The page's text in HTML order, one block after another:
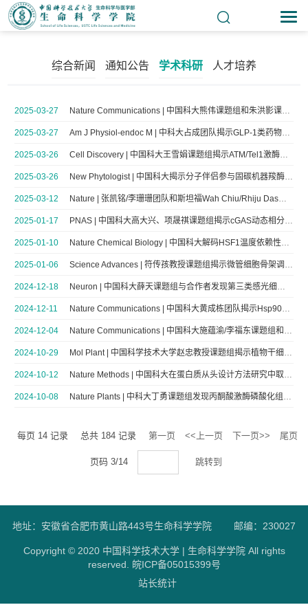
综合新闻 通知公告 学术科研 人才培养
2025-03-27 Nature Communications | 中国科大熊伟课题组和朱洪影课题组揭示氧化应激诱导细胞衰老过程中细胞代谢异质性和调控衰老的关键代谢物
2025-03-27 Am J Physiol-endoc M | 中科大占成团队揭示GLP-1类药物减少食物摄入的新机制
2025-03-26 Cell Discovery | 中国科大王雪娟课题组揭示ATM/Tel1激酶不对称激活的分子机制
2025-03-26 New Phytologist | 中国科大揭示分子伴侣参与固碳机器羧酶体组装成熟的分子机制
2025-03-12 Nature | 张凯铭/李珊珊团队和斯坦福Wah Chiu/Rhiju Das团队合作解析RNA结构中的复杂水网络
2025-01-17 PNAS | 中国科大高大兴、项晟祺课题组揭示cGAS动态相分离调控酶活的新机制
2025-01-10 Nature Chemical Biology | 中国科大解码HSF1温度依赖性相分离机制
2025-01-06 Science Advances | 符传孩教授课题组揭示微管细胞骨架调控新机制
2024-12-18 Neuron | 中国科大薛天课题组与合作者发现第三类感光细胞参与图像视觉感知
2024-12-11 Nature Communications | 中国科大黄成栋团队揭示Hsp90动态机制的原子分辨率图景
2024-12-04 Nature Communications | 中国科大施蕴渝/李福东课题组和光寿红课题组合作揭示ZIM/HIM-8家族蛋白质与染色体配对中心特异识别的分子机制
2024-10-29 Mol Plant | 中国科学技术大学赵忠教授课题组揭示植物干细胞应对高温胁迫的策略
2024-10-12 Nature Methods | 中国科大在蛋白质从头设计方法研究中取得重要进展
2024-10-08 Nature Plants | 中科大丁勇课题组发现丙酮酸激酶磷酸化组蛋白H3T11调控植物开花时间与发育进程的新机制
每页 14 记录 总共 184 记录 第一页 <<上一页 下一页>> 尾页
页码 3/14 跳转到
地址：安徽省合肥市黄山路443号生命科学学院 邮编：230027
Copyright © 2020 中国科学技术大学 | 生命科学学院 All rights
reserved. 皖ICP备05015399号
站长统计